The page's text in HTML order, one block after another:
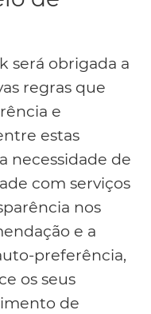
será obrigada a
regras que
e
estas
necessidade de
com serviços
nos
e a
preferência,
os seus
de